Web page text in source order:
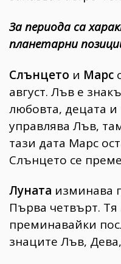
За периода са
планетарни
Слънцето и Марс
август. Лъв е
любовта, децата и
управлява Лъв,
тази дата Марс
Слънцето се
Луната изминава
Първа четвърт. Тя
преминавайки
знаците Лъв,